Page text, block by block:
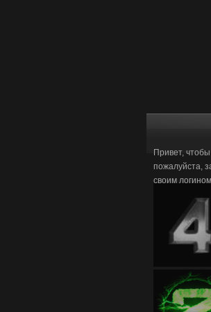
Привет,
пожалуйста,
своим логином